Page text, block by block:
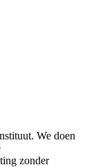
We doen
zonder